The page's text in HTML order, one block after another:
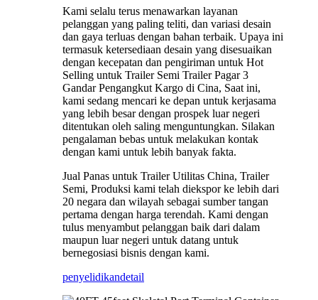
Kami selalu terus menawarkan layanan
pelanggan yang paling teliti, dan variasi desain
dan gaya terluas dengan bahan terbaik. Upaya ini
termasuk ketersediaan desain yang disesuaikan
dengan kecepatan dan pengiriman untuk Hot
Selling untuk Trailer Semi Trailer Pagar 3
Gandar Pengangkut Kargo di Cina, Saat ini,
kami sedang mencari ke depan untuk kerjasama
yang lebih besar dengan prospek luar negeri
ditentukan oleh saling menguntungkan. Silakan
pengalaman bebas untuk melakukan kontak
dengan kami untuk lebih banyak fakta.
Jual Panas untuk Trailer Utilitas China, Trailer
Semi, Produksi kami telah diekspor ke lebih dari
20 negara dan wilayah sebagai sumber tangan
pertama dengan harga terendah. Kami dengan
tulus menyambut pelanggan baik dari dalam
maupun luar negeri untuk datang untuk
bernegosiasi bisnis dengan kami.
penyelidikandetail